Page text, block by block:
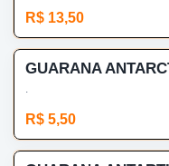
R$ 13,50
GUARANA
.
R$ 5,50